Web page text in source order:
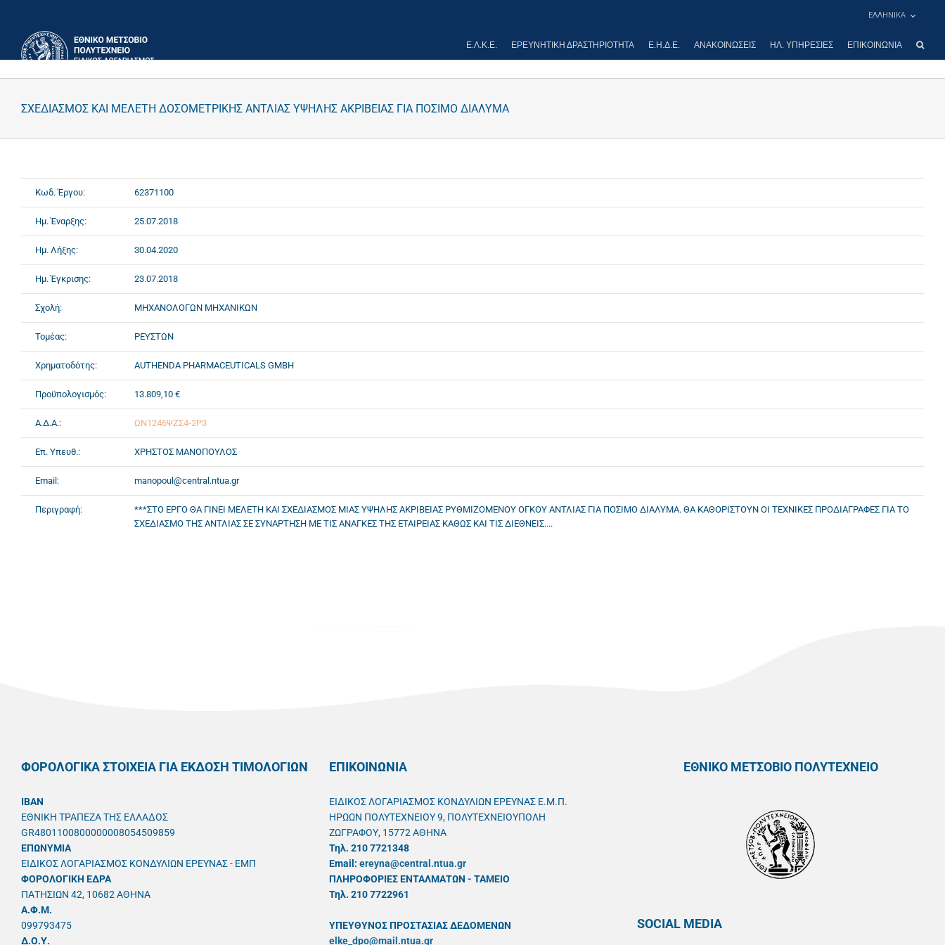
περιεχόμενο
ΕΛΛΗΝΙΚΑ
Ε.Λ.Κ.Ε. ΕΡΕΥΝΗΤΙΚΉ ΔΡΑΣΤΗΡΙΌΤΗΤΑ Ε.Η.Δ.Ε. ΑΝΑΚΟΙΝΏΣΕΙΣ ΗΛ. ΥΠΗΡΕΣΊΕΣ ΕΠΙΚΟΙΝΩΝΊΑ
ΣΧΕΔΙΑΣΜΟΣ ΚΑΙ ΜΕΛΕΤΗ ΔΟΣΟΜΕΤΡΙΚΗΣ ΑΝΤΛΙΑΣ ΥΨΗΛΗΣ ΑΚΡΙΒΕΙΑΣ ΓΙΑ ΠΟΣΙΜΟ ΔΙΑΛΥΜΑ
Κωδ. Έργου: 62371100
Ημ. Έναρξης: 25.07.2018
Ημ. Λήξης: 30.04.2020
Ημ. Έγκρισης: 23.07.2018
Σχολή: ΜΗΧΑΝΟΛΟΓΩΝ ΜΗΧΑΝΙΚΩΝ
Τομέας: ΡΕΥΣΤΩΝ
Χρηματοδότης: AUTHENDA PHARMACEUTICALS GMBH
Προϋπολογισμός: 13.809,10 €
Α.Δ.Α.: ΩΝ1246ΨΖΣ4-2Ρ3
Επ. Υπευθ.: ΧΡΗΣΤΟΣ ΜΑΝΟΠΟΥΛΟΣ
Email: manopoul@central.ntua.gr
Περιγραφή:
***ΣΤΟ ΕΡΓΟ ΘΑ ΓΙΝΕΙ ΜΕΛΕΤΗ ΚΑΙ ΣΧΕΔΙΑΣΜΟΣ ΜΙΑΣ ΥΨΗΛΗΣ ΑΚΡΙΒΕΙΑΣ ΡΥΘΜΙΖΟΜΕΝΟΥ ΟΓΚΟΥ ΑΝΤΛΙΑΣ ΓΙΑ ΠΟΣΙΜΟ ΔΙΑΛΥΜΑ. ΘΑ ΚΑΘΟΡΙΣΤΟΥΝ ΟΙ ΤΕΧΝΙΚΕΣ ΠΡΟΔΙΑΓΡΑΦΕΣ ΓΙΑ ΤΟ
ΣΧΕΔΙΑΣΜΟ ΤΗΣ ΑΝΤΛΙΑΣ ΣΕ ΣΥΝΑΡΤΗΣΗ ΜΕ ΤΙΣ ΑΝΑΓΚΕΣ ΤΗΣ ΕΤΑΙΡΕΙΑΣ ΚΑΘΩΣ ΚΑΙ ΤΙΣ ΔΙΕΘΝΕΙΣ....
ΦΟΡΟΛΟΓΙΚΑ ΣΤΟΙΧΕΙΑ ΓΙΑ ΕΚΔΟΣΗ ΤΙΜΟΛΟΓΙΩΝ
IBAN
ΕΘΝΙΚΗ ΤΡΑΠΕΖΑ ΤΗΣ ΕΛΛΑΔΟΣ
GR4801100800000008054509859
ΕΠΩΝΥΜΙΑ
ΕΙΔΙΚΟΣ ΛΟΓΑΡΙΑΣΜΟΣ ΚΟΝΔΥΛΙΩΝ ΕΡΕΥΝΑΣ - ΕΜΠ
ΦΟΡΟΛΟΓΙΚΗ ΕΔΡΑ
ΠΑΤΗΣΙΩΝ 42, 10682 ΑΘΗΝΑ
A.Φ.Μ.
099793475
Δ.Ο.Υ.
ΕΠΙΚΟΙΝΩΝΙΑ
ΕΙΔΙΚΟΣ ΛΟΓΑΡΙΑΣΜΟΣ ΚΟΝΔΥΛΙΩΝ ΕΡΕΥΝΑΣ Ε.Μ.Π.
ΗΡΩΩΝ ΠΟΛΥΤΕΧΝΕΙΟΥ 9, ΠΟΛΥΤΕΧΝΕΙΟΥΠΟΛΗ
ΖΩΓΡΑΦΟΥ, 15772 ΑΘΗΝΑ
Τηλ. 210 7721348
Email: ereyna@central.ntua.gr
ΠΛΗΡΟΦΟΡΙΕΣ ΕΝΤΑΛΜΑΤΩΝ - ΤΑΜΕΙΟ
Τηλ. 210 7722961
ΥΠΕΥΘYΝΟΣ ΠΡΟΣΤΑΣΙΑΣ ΔΕΔΟΜΕΝΩΝ
elke_dpo@mail.ntua.gr
ΕΘΝΙΚΟ ΜΕΤΣΟΒΙΟ ΠΟΛΥΤΕΧΝΕΙΟ
SOCIAL MEDIA